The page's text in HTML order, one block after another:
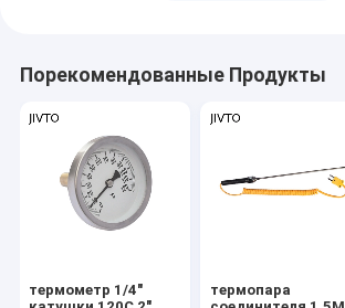
Порекомендованные Продукты
термометр 1/4"
термопара